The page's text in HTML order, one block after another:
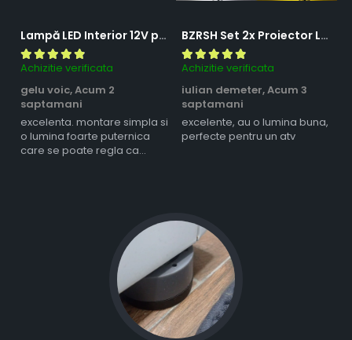
Lampă LED Interior 12V pentru Dubă, Camper și Rulotă - 180LED, 33 cm, 3 Temperaturii de Culoare, Intensitate Reglabilă, Iluminare Compartiment Marfă
Achizitie verificata
gelu voic,Acum 2
saptamani
excelenta. montare simpla si
o lumina foarte puternica
care se poate regla ca
BZRSH Set 2x Proiector LED Bufnita 50W Lupa 2 Faze Alb-Galben 12-24V Moto ATV
Achizitie verificata
iulian demeter,Acum 3
saptamani
excelente, au o lumina buna,
perfecte pentru un atv